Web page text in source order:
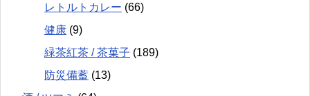
レトルトカレー (66)
健康 (9)
緑茶紅茶 / 茶菓子 (189)
防災備蓄 (13)